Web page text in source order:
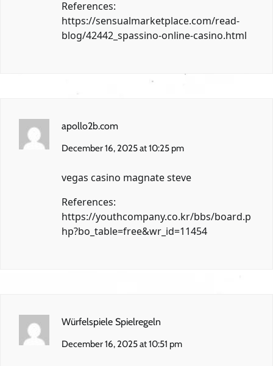
References:
https://sensualmarketplace.com/read-
blog/42442_spassino-online-casino.html
apollo2b.com
December 16, 2025 at 10:25 pm
vegas casino magnate steve
References:
https://youthcompany.co.kr/bbs/board.p
hp?bo_table=free&wr_id=11454
Würfelspiele Spielregeln
December 16, 2025 at 10:51 pm